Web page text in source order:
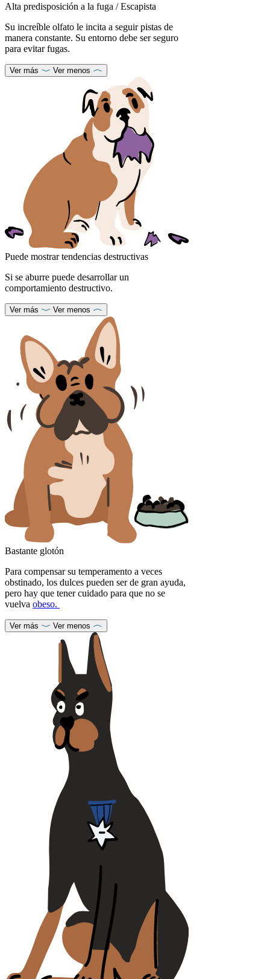
Alta predisposición a la fuga / Escapista
Su increíble olfato le incita a seguir pistas de
manera constante. Su entorno debe ser seguro
para evitar fugas.
Ver más Ver menos
Puede mostrar tendencias destructivas
Si se aburre puede desarrollar un
comportamiento destructivo.
Ver más Ver menos
Bastante glotón
Para compensar su temperamento a veces
obstinado, los dulces pueden ser de gran ayuda,
pero hay que tener cuidado para que no se
vuelva obeso.
Ver más Ver menos